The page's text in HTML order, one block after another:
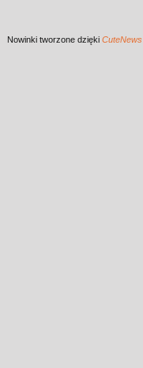
Nowinki tworzone dzięki CuteNews